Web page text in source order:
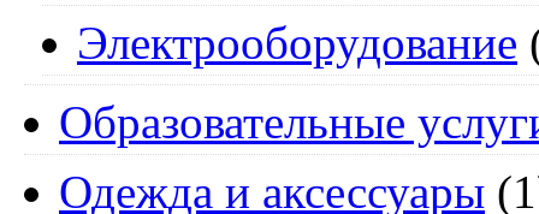
Электрооборудование
Образовательные
Одежда и аксессуары